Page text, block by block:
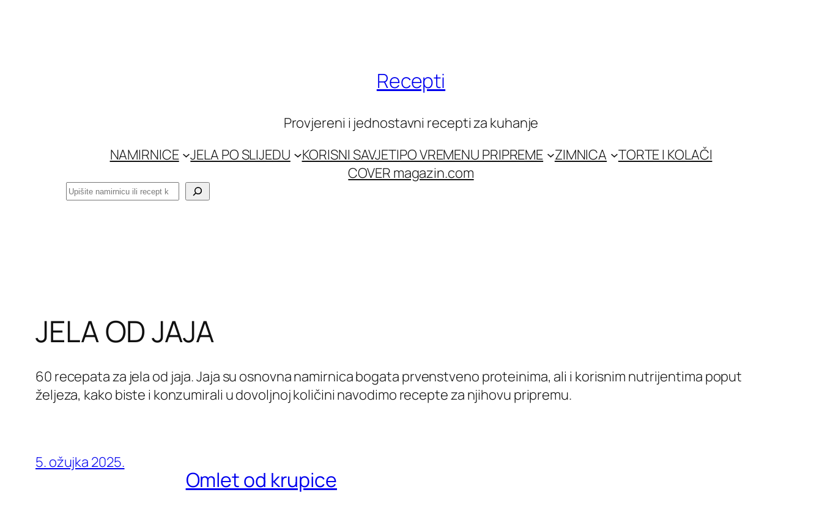
Recepti
Provjereni i jednostavni recepti za kuhanje
NAMIRNICE
JELA PO SLIJEDU KORISNI SAVJETIPO VREMENU PRIPREME ZIMNICA
TORTE I KOLAČI
COVER magazin.com
Pretraga
JELA OD JAJA
60 recepata za jela od jaja. Jaja su osnovna namirnica bogata prvenstveno proteinima, ali i korisnim nutrijentima poput
željeza, kako biste i konzumirali u dovoljnoj količini navodimo recepte za njihovu pripremu.
5. ožujka 2025.
Omlet od krupice